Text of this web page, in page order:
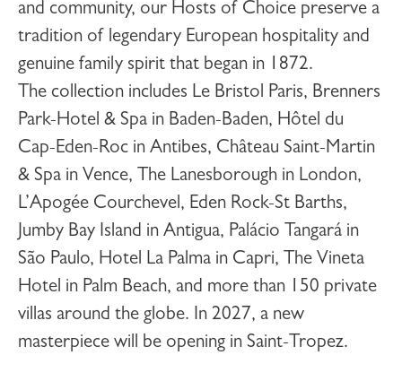
and community, our Hosts of Choice preserve a
tradition of legendary European hospitality and
genuine family spirit that began in 1872.
The collection includes Le Bristol Paris, Brenners
Park-Hotel & Spa in Baden-Baden, Hôtel du
Cap-Eden-Roc in Antibes, Château Saint-Martin
& Spa in Vence, The Lanesborough in London,
L’Apogée Courchevel, Eden Rock-St Barths,
Jumby Bay Island in Antigua, Palácio Tangará in
São Paulo, Hotel La Palma in Capri, The Vineta
Hotel in Palm Beach, and more than 150 private
villas around the globe. In 2027, a new
masterpiece will be opening in Saint-Tropez.